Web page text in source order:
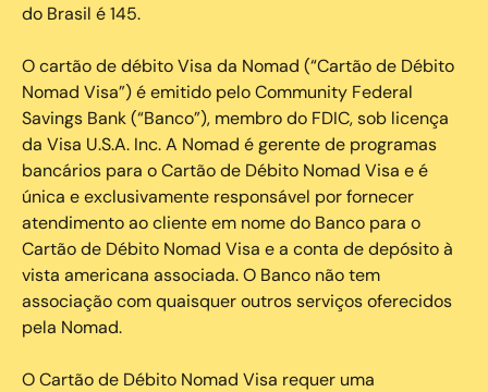
do Brasil é 145.
O cartão de débito Visa da Nomad (“Cartão de Débito
Nomad Visa”) é emitido pelo Community Federal
Savings Bank (“Banco”), membro do FDIC, sob licença
da Visa U.S.A. Inc. A Nomad é gerente de programas
bancários para o Cartão de Débito Nomad Visa e é
única e exclusivamente responsável por fornecer
atendimento ao cliente em nome do Banco para o
Cartão de Débito Nomad Visa e a conta de depósito à
vista americana associada. O Banco não tem
associação com quaisquer outros serviços oferecidos
pela Nomad.
O Cartão de Débito Nomad Visa requer uma